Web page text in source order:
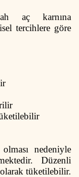
aç karnına
tercihlere göre
nedeniyle
Düzenli
tüketilebilir.